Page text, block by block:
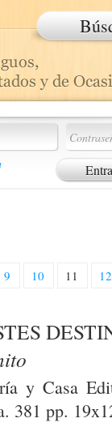
9 10 11 12
y Casa
381 pp.